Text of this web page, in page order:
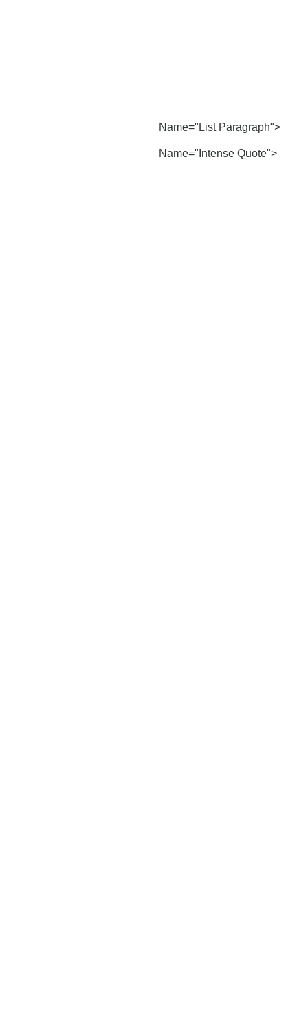
Name="List Paragraph">
Name="Intense Quote">